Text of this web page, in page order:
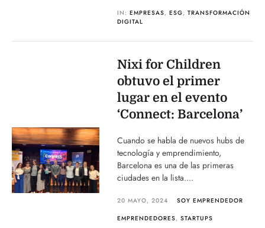
IN:EMPRESAS,ESG,TRANSFORMACIÓN
DIGITAL
Nixi for Children
obtuvo el primer
lugar en el evento
‘Connect: Barcelona’
Cuando se habla de nuevos hubs de
tecnología y emprendimiento,
Barcelona es una de las primeras
ciudades en la lista....
20 MAYO, 2024
SOY EMPRENDEDOR
EMPRENDEDORES,STARTUPS